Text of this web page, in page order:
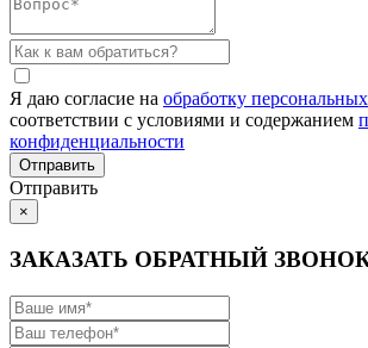
Я даю согласие на обработку
соответствии с условиями и содержанием
конфиденциальности
Отправить
×
ЗАКАЗАТЬ ОБРАТНЫЙ